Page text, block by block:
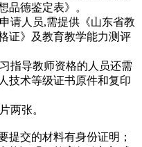
品德鉴定表》。
请人员,需提供《山东省教
证》及教育教学能力测评
指导教师资格的人员还需
技术等级证书原件和复印
两张。
提交的材料有身份证明；